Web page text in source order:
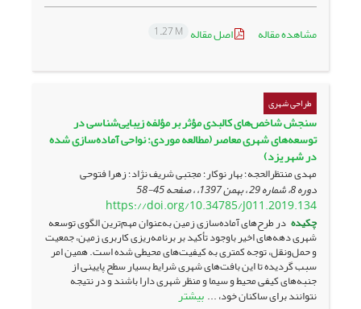
مشاهده مقاله اصل مقاله 1.27 M
طراحی شهری
سنجش شاخص‌های کالبدی مؤثر بر مؤلفه زیبایی‌شناسی در
توسعه‌های شهری معاصر (مطالعه موردی: نواحی آماده‌سازی شده
در شهر یزد)
مهدی منتظرالحجه؛ بهار نوکار؛ مجتبی شریف نژاد؛ زهرا فتوحی
دوره 8، شماره 29 ، بهمن 1397، ، صفحه 45-58
https://doi.org/10.34785/J011.2019.134
چکیده در طرح‌های آماده‌سازی زمین به‌عنوان مهم‌ترین الگوی توسعه
شهری دهه‌های اخیر باوجود تأکید بر برنامه‌ریزی کاربری زمین، جمعیت
و حمل‌ونقل، توجه کمتری به کیفیت‌های محیطی شده است. همین امر
سبب گردیده تا این بافت‌های شهری شرایط بسیار سطح پایینی از
جنبه‌های کیفی محیط و سیما و منظر شهری دارا باشند و در نتیجه
نتوانند برای ساکنان خود، ... بیشتر